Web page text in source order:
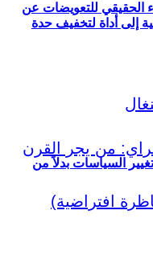
للتعويضات عن
إلى أداة لتخفيف حدة
السياسات بدلاً من